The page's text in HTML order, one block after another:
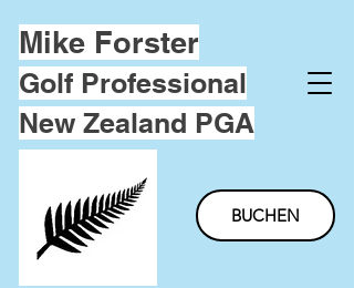
Mike Forster
Golf Professional
New Zealand PGA
BUCHEN